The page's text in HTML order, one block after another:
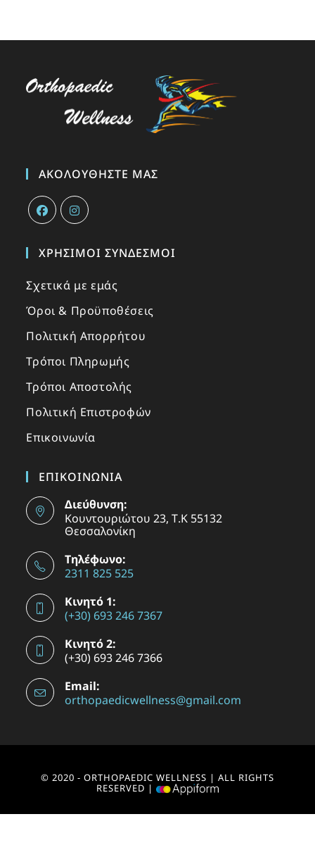
ΑΚΟΛΟΥΘΉΣΤΕ ΜΑΣ
ΧΡΉΣΙΜΟΙ ΣΎΝΔΕΣΜΟΙ
Σχετικά με εμάς
Όροι & Προϋποθέσεις
Πολιτική Απορρήτου
Τρόποι Πληρωμής
Τρόποι Αποστολής
Πολιτική Επιστροφών
Επικοινωνία
ΕΠΙΚΟΙΝΩΝΙΑ
Διεύθυνση:
Κουντουριώτου 23, Τ.Κ 55132
Θεσσαλονίκη
Τηλέφωνο:
2311 825 525
Κινητό 1:
(+30) 693 246 7367
Κινητό 2:
(+30) 693 246 7366
Email:
orthopaedicwellness@gmail.com
© 2020 - ORTHOPAEDIC WELLNESS | ALL RIGHTS
RESERVED |